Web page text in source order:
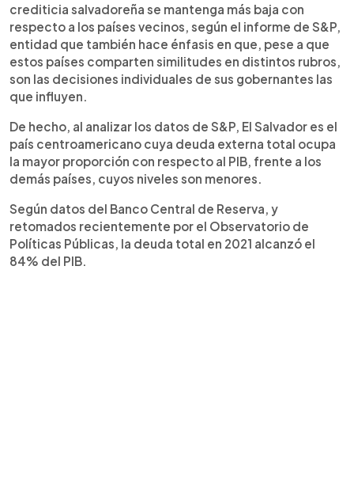
crediticia salvadoreña se mantenga más baja con
respecto a los países vecinos, según el informe de S&P,
entidad que también hace énfasis en que, pese a que
estos países comparten similitudes en distintos rubros,
son las decisiones individuales de sus gobernantes las
que influyen.
De hecho, al analizar los datos de S&P, El Salvador es el
país centroamericano cuya deuda externa total ocupa
la mayor proporción con respecto al PIB, frente a los
demás países, cuyos niveles son menores.
Según datos del Banco Central de Reserva, y
retomados recientemente por el Observatorio de
Políticas Públicas, la deuda total en 2021 alcanzó el
84% del PIB.